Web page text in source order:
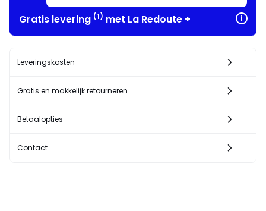
Gratis levering (1) met La Redoute +
Leveringskosten
Gratis en makkelijk retourneren
Betaalopties
Contact